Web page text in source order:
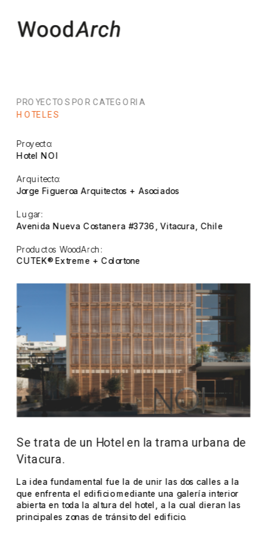
PROYECTOS POR CATEGORIA
HOTELES
Proyecto:
Hotel NOI
Arquitecto:
Jorge Figueroa Arquitectos + Asociados
Lugar:
Avenida Nueva Costanera #3736, Vitacura, Chile
Productos WoodArch:
CUTEK® Extreme + Colortone
Se trata de un Hotel en la trama urbana de
Vitacura.
La idea fundamental fue la de unir las dos calles a la
que enfrenta el edificio mediante una galería interior
abierta en toda la altura del hotel, a la cual dieran las
principales zonas de tránsito del edificio.